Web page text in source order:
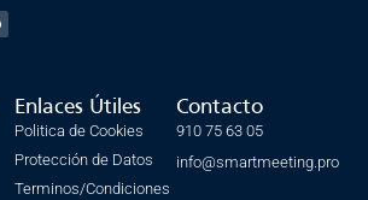
Enlaces Útiles
Politica de Cookies
Protección de Datos
Terminos/Condiciones
Contacto
910 75 63 05
info@smartmeeting.pro